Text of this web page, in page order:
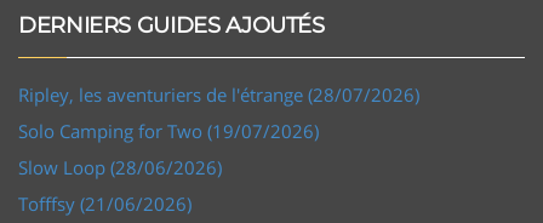
DERNIERS GUIDES AJOUTÉS
Ripley, les aventuriers de l'étrange (28/07/2026)
Solo Camping for Two (19/07/2026)
Slow Loop (28/06/2026)
Tofffsy (21/06/2026)